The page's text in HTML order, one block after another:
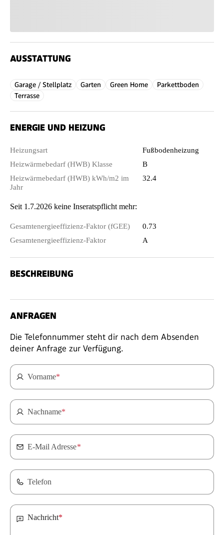
AUSSTATTUNG
Garage / Stellplatz Garten Green Home
Parkettboden
Terrasse
ENERGIE UND HEIZUNG
Heizungsart
Fußbodenheizung
Heizwärmebedarf (HWB) Klasse
B
Heizwärmebedarf (HWB) kWh/m2 im
Jahr
32.4
Seit 1.7.2026 keine Inseratspflicht mehr:
Gesamtenergieeffizienz-Faktor (fGEE)
0.73
Gesamtenergieeffizienz-Faktor
A
BESCHREIBUNG
ANFRAGEN
Die Telefonnummer steht dir nach dem Absenden
deiner Anfrage zur Verfügung.
Vorname*
Nachname*
E-Mail Adresse*
Telefon
Nachricht*